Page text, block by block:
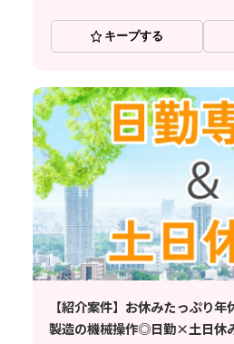
キープする
【紹介案件】お休みたっぷり
製造の機械操作◎日勤×土日休